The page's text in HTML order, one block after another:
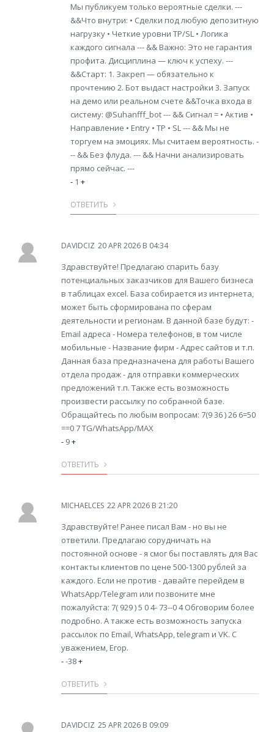
Мы публикуем только вероятные сделки. ---
&&Что внутри: • Сделки под любую депозитную
нагрузку • Четкие уровни TP/SL • Логика
каждого сигнала --- && Важно: Это не гарантия
профита. Дисциплина — ключ к успеху. ---
&&Старт: 1. Закреп — обязательно к
прочтению 2. Бот выдаст настройки 3. Запуск
на демо или реальном счете &&Точка входа в
систему: @Suhanfff_bot --- && Сигнал = • Актив •
Направление • Entry • TP • SL --- && Мы не
торгуем на эмоциях. Мы считаем вероятность. -
-- && Без флуда. --- && Начни анализировать
прямо сейчас. ---
- 1 +
ОТВЕТИТЬ
DAVIDCIZ 20 APR 2026 В 04:34
Здравствуйте! Предлагаю спарить базу
потенциальных заказчиков для Вашего бизнеса
в таблицах excel. База собирается из интернета,
может быть сформирована по сферам
деятельности и регионам. В данной базе будут: -
Email адреса - Номера телефонов, в том числе
мобильные - Название фирм - Адрес сайтов и т.п.
Данная база предназначена для работы Вашего
отдела продаж - для отправки коммерческих
предложений т.п. Также есть возможность
произвести рассылку по собранной базе.
Обращайтесь по любым вопросам: 7(9 36 ) 26 6=50
==0 7 TG/WhatsApp/MAX
- 9+
ОТВЕТИТЬ
MICHAELCES 22 APR 2026 В 21:20
Здравствуйте! Ранее писал Вам - но вы не
ответили. Предлагаю сорудничать на
постоянной основе - я смог бы поставлять для Вас
контакты клиентов по цене 500-1300 рублей за
каждого. Если не против - давайте перейдем в
WhatsApp/Telegram или позвоните мне
пожалуйста: 7( 929 ) 5 0 4- 73--0 4 Обговорим более
подробно. А также есть возможность запуска
рассылок по Email, WhatsApp, telegram и VK. С
уважением, Егор.
--38+
ОТВЕТИТЬ
DAVIDCIZ 25 APR 2026 В 09:09